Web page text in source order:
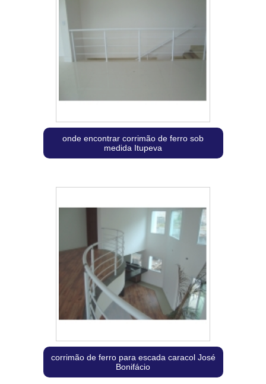
onde encontrar corrimão de ferro sob
medida Itupeva
corrimão de ferro para escada caracol José
Bonifácio